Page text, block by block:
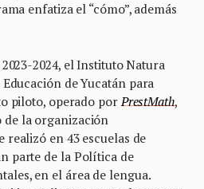
enfatiza el “cómo”, además
2024, el Instituto Natura
de Yucatán para
piloto, operado porPrestMath,
de la organización
realizó en 43 escuelas de
parte de la Política de
en el área de lengua.